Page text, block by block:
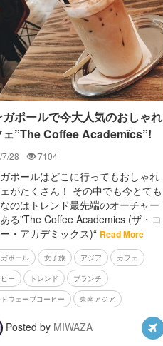
ガポールで今大人気のおしゃれ
ェ”The Coffee Academïcs”!
28 7104
ポールはどこに行ってもおしゃれ
がたくさん！ その中でも今とても
のはトレンド最先端のオーチャー
ある”The Coffee Academics (ザ・コ
・アカデミックス)“ Read More
ポール 女子旅 アジア カフェ
ー トレンド ブランチ
ウェーブコーヒー 東南アジア
Posted by MIWAZA